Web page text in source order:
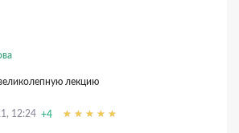
лекцию
12:24 +4